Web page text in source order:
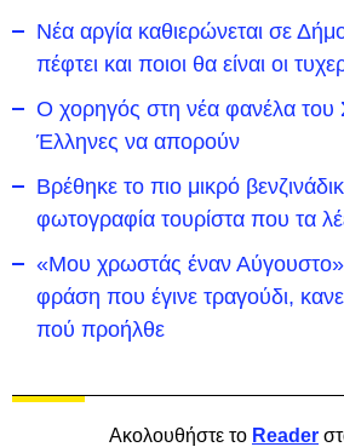
Νέα αργία καθιερώνεται σε
πέφτει και ποιοι θα είναι οι
Ο χορηγός στη νέα φανέλα του
Έλληνες να απορούν
Βρέθηκε το πιο μικρό
φωτογραφία τουρίστα που τα
«Μου χρωστάς έναν Αύγουστο»:
φράση που έγινε τραγούδι,
πού προήλθε
Ακολουθήστε το Reader